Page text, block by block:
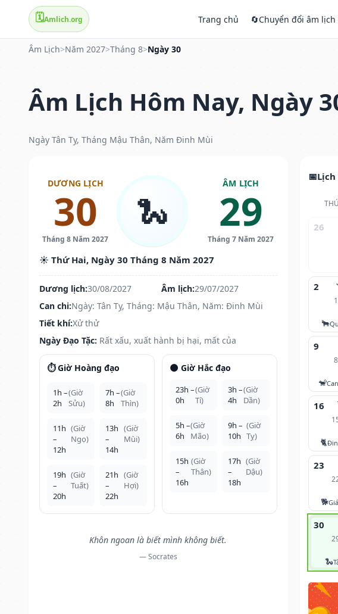
🗓️Amlich.org Trang chủ 🔄Chuyển đổi âm lịch
Âm Lịch>Năm 2027>Tháng 8>Ngày 30
Âm Lịch Hôm Nay, Ngày
Ngày Tân Tỵ, Tháng Mậu Thân, Năm Đinh Mùi
DƯƠNG LỊCH
30
Tháng 8 Năm 2027
🐍
ÂM LỊCH
29
Tháng 7 Năm 2027
☀️ Thứ Hai, Ngày 30 Tháng 8 Năm 2027
Dương lịch:30/08/2027 Âm lịch:29/07/2027
Can chi:Ngày: Tân Tỵ, Tháng: Mậu Thân, Năm: Đinh Mùi
Tiết khí:Xử thử
Ngày Đạo Tặc: Rất xấu, xuất hành bị hại, mất của
⏱️ Giờ Hoàng đạo
1h –
2h
(Giờ
Sửu)
7h –
8h
(Giờ
Thìn)
11h
–
12h
(Giờ
Ngọ)
13h
–
14h
(Giờ
Mùi)
19h
–
20h
(Giờ
Tuất)
21h
–
22h
(Giờ
Hợi)
🌑 Giờ Hắc đạo
23h –
0h
(Giờ
Tí)
3h –
4h
(Giờ
Dần)
5h –
6h
(Giờ
Mão)
9h –
10h
(Giờ
Tỵ)
15h
–
16h
(Giờ
Thân)
17h
–
18h
(Giờ
Dậu)
Khôn ngoan là biết mình không biết.
— Socrates
Lịch
26
2
🐂
9
🐒
16
🐈
23
🐕
30
🐍